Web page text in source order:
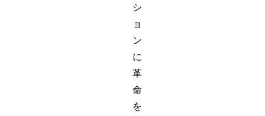
シ
ョ
ン
に
革
命
を